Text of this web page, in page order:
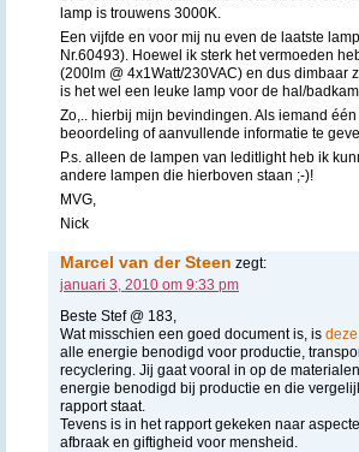
lamp is trouwens 3000K.
Een vijfde en voor mij nu even de laatste
Nr.60493). Hoewel ik sterk het vermoeden
(200lm @ 4x1Watt/230VAC) en dus dimbaar
is het wel een leuke lamp voor de hal/
Zo,.. hierbij mijn bevindingen. Als iemand
beoordeling of aanvullende informatie te
P.s. alleen de lampen van leditlight heb ik
andere lampen die hierboven staan ;-)!
MVG,
Nick
Marcel van der Steen zegt:
januari 3, 2010 om 9:33 pm
Beste Stef @ 183,
Wat misschien een goed document is, is
alle energie benodigd voor productie,
recyclering. Jij gaat vooral in op de
energie benodigd bij productie en die
rapport staat.
Tevens is in het rapport gekeken naar
afbraak en giftigheid voor mensheid.